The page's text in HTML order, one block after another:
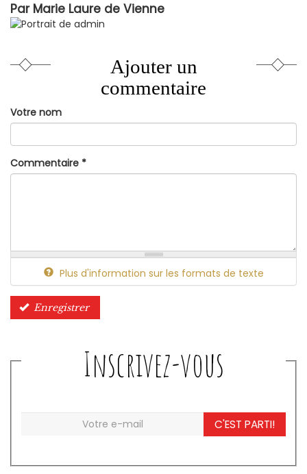
Par Marie Laure de Vienne
Ajouter un
commentaire
Votre nom
Commentaire *
Plus d'information sur les formats de texte
Enregistrer
Inscrivez-vous
C'EST PARTI!